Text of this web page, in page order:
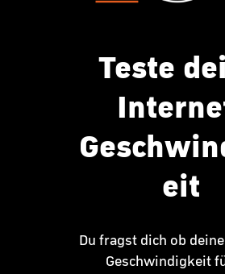
Teste
eit
Du fragst dich ob
Geschwindigkeit